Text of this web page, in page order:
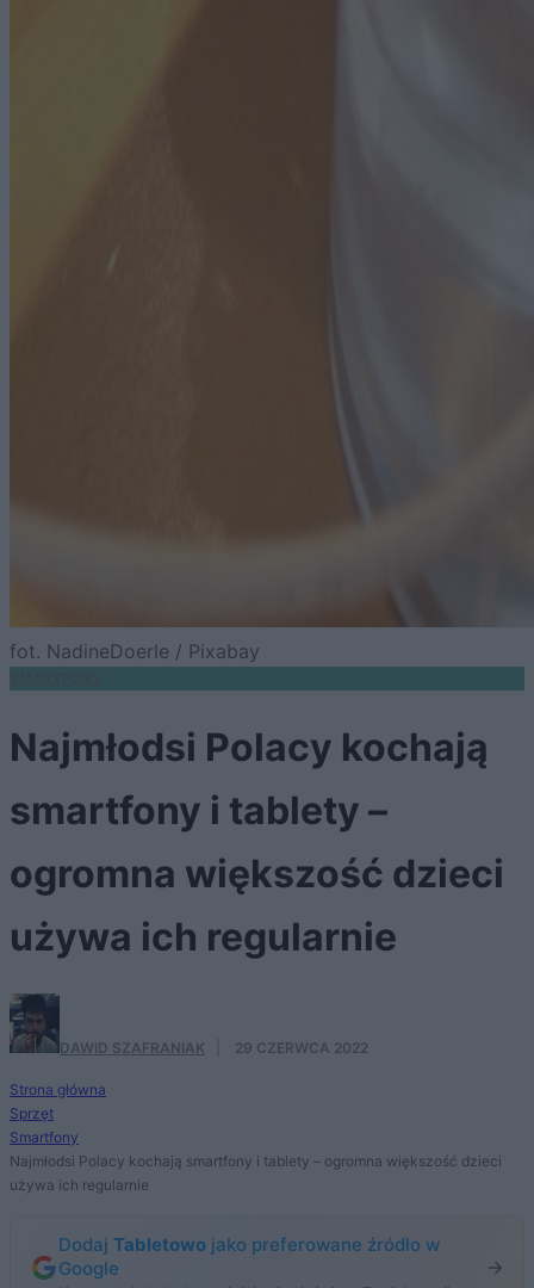
fot. NadineDoerle / Pixabay
Najmłodsi Polacy kochają
smartfony i tablety –
ogromna większość dzieci
używa ich regularnie
DAWID SZAFRANIAK 29 CZERWCA 2022
Strona główna
Sprzęt
Smartfony
Najmłodsi Polacy kochają smartfony i tablety – ogromna większość dzieci
używa ich regularnie
Dodaj Tabletowo jako preferowane źródło w
Google